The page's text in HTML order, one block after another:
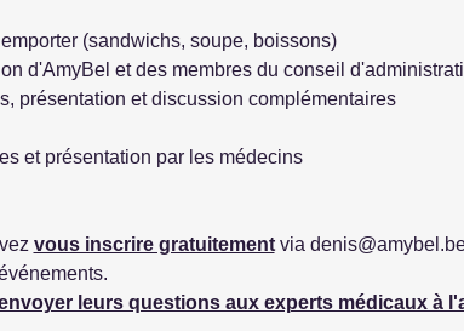
(sandwichs, soupe, boissons)
d'AmyBel et des membres du conseil
présentation et discussion complémentaires
et présentation par les médecins
vous inscrire gratuitement via
leurs questions aux experts médicaux à